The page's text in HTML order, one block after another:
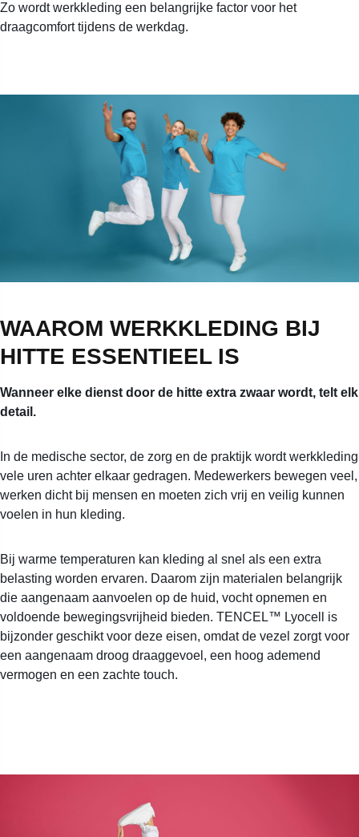
Zo wordt werkkleding een belangrijke factor voor het
draagcomfort tijdens de werkdag.
WAAROM WERKKLEDING BIJ
HITTE ESSENTIEEL IS
Wanneer elke dienst door de hitte extra zwaar wordt, telt elk
detail.
In de medische sector, de zorg en de praktijk wordt werkkleding
vele uren achter elkaar gedragen. Medewerkers bewegen veel,
werken dicht bij mensen en moeten zich vrij en veilig kunnen
voelen in hun kleding.
Bij warme temperaturen kan kleding al snel als een extra
belasting worden ervaren. Daarom zijn materialen belangrijk
die aangenaam aanvoelen op de huid, vocht opnemen en
voldoende bewegingsvrijheid bieden. TENCEL™ Lyocell is
bijzonder geschikt voor deze eisen, omdat de vezel zorgt voor
een aangenaam droog draaggevoel, een hoog ademend
vermogen en een zachte touch.